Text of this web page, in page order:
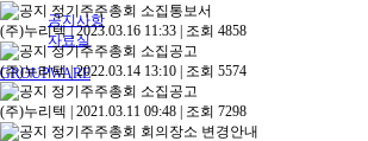
공지사항
자료실
GROUPWARE
정기주주총회 소집통보서
(주)누리텍|2023.03.16 11:33 | 조회 4858
정기주주총회 소집공고
(주)누리텍|2022.03.14 13:10 | 조회 5574
정기주주총회 소집공고
(주)누리텍 | 2021.03.11 09:48 | 조회 7298
정기주주총회 회의장소 변경안내